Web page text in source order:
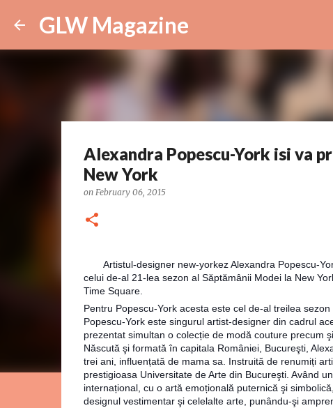
GLW Magazine
Alexandra Popescu-York isi va
New York
on February 06, 2015
Artistul-designer new-yorkez Alexandra Popescu-
celui de-al 21-lea sezon al Săptămânii Modei la New
Time Square.
Pentru Popescu-York acesta este cel de-al treilea
Popescu-York este singurul artist-designer din cadrul
prezentat simultan o colecție de modă couture precum
Născută şi formată în capitala României, Bucureşti,
trei ani, influențată de mama sa. Instruită de renumiți
prestigioasa Universitate de Arte din Bucureşti. Având
internațional, cu o artă emoțională puternică şi
designul vestimentar şi celelalte arte, punându-şi